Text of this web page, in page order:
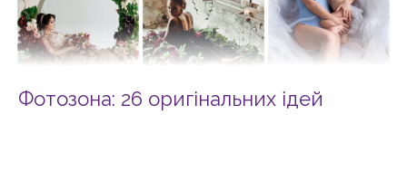
Фотозона: 26 оригінальних ідей